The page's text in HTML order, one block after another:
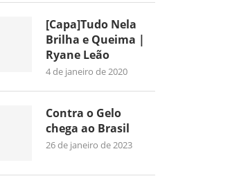
[Capa]Tudo Nela
Brilha e Queima |
Ryane Leão
4 de janeiro de 2020
Contra o Gelo
chega ao Brasil
26 de janeiro de 2023